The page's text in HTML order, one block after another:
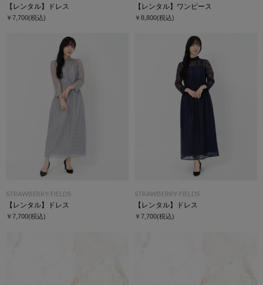
【レンタル】ドレス
￥7,700(税込)
【レンタル】ワンピース
￥8,800(税込)
STRAWBERRY-FIELDS
【レンタル】ドレス
￥7,700(税込)
STRAWBERRY-FIELDS
【レンタル】ドレス
￥7,700(税込)